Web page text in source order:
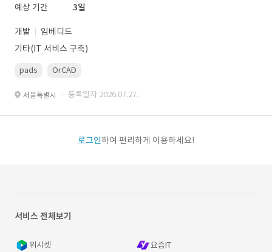
예상 기간
3일
개발
임베디드
기타(IT 서비스 구축)
pads OrCAD
서울특별시 · 등록일자 2026.07.27.
로그인하여 편리하게 이용하세요!
서비스 전체보기
위시켓 요즘IT